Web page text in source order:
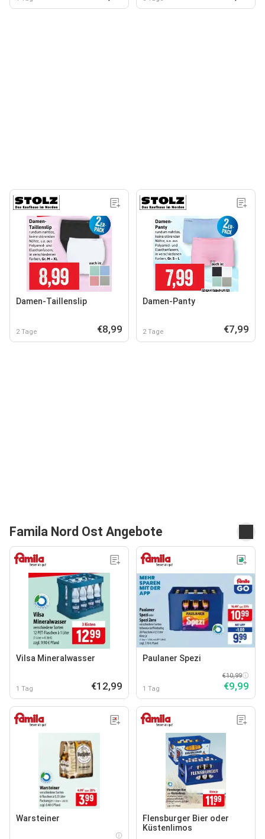
Damen-Taillenslip
2 Tage €8,99
Damen-Panty
2 Tage €7,99
Famila Nord Ost Angebote
Vilsa Mineralwasser
1 Tag €12,99
Paulaner Spezi
1 Tag
€10,99
€9,99
Warsteiner
Flensburger Bier oder
Küstenlimos